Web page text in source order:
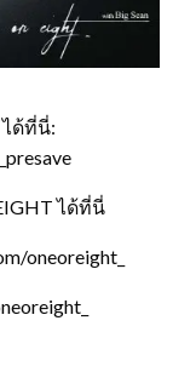
ได้ที่นี่:
ได้ที่นี่
oneoreight_